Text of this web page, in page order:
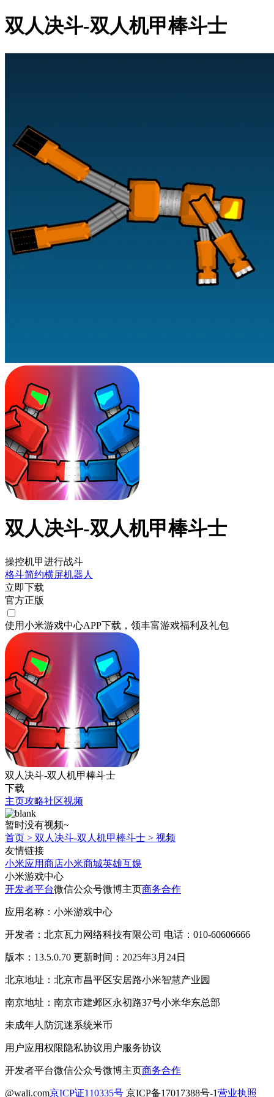
双人决斗-双人机甲棒斗士
双人决斗-双人机甲棒斗士
操控机甲进行战斗
格斗简约横屏机器人
立即下载
官方正版
使用小米游戏中心APP下载 ，领丰富游戏福利 及礼包
双人决斗-双人机甲棒斗士
下载
主页攻略社区视频
暂时没有视频~
首页 > 双人决斗-双人机甲棒斗士 > 视频
友情链接
小米应用商店小米商城英雄互娱
小米游戏中心
开发者平台微信公众号微博主页商务合作
应用名称：小米游戏中心
开发者：北京瓦力网络科技有限公司 电话：010-60606666
版本：13.5.0.70 更新时间：2025年3月24日
北京地址：北京市昌平区安居路小米智慧产业园
南京地址：南京市建邺区永初路37号小米华东总部
未成年人防沉迷系统米币
用户应用权限隐私协议用户服务协议
开发者平台微信公众号微博主页商务合作
@wali.com京ICP证110335号 京ICP备17017388号-1营业执照